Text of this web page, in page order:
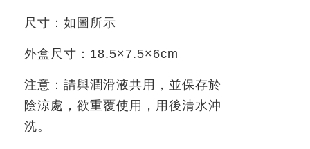
尺寸：如圖所示
外盒尺寸： 18.5×7.5×6cm
注意：請與潤滑液共用，並保存於
陰涼處，欲重覆使用，用後清水沖
洗。